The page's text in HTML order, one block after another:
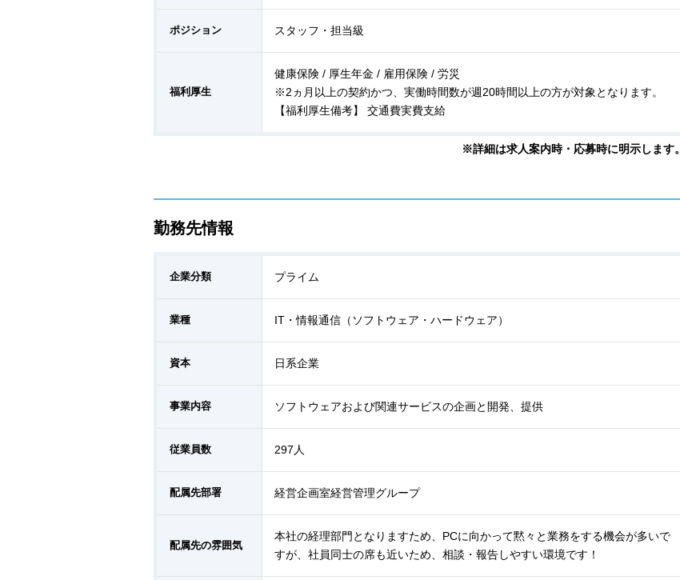
ポジション スタッフ・担当級
福利厚生
健康保険 / 厚生年金 / 雇用保険 / 労災
※2ヵ月以上の契約かつ、実働時間数が週20時間以上の方が対象となります。
【福利厚生備考】 交通費実費支給
※詳細は求人案内時・応募時に明示します。
勤務先情報
企業分類 プライム
業種 IT・情報通信（ソフトウェア・ハードウェア）
資本 日系企業
事業内容 ソフトウェアおよび関連サービスの企画と開発、提供
従業員数 297人
配属先部署 経営企画室経営管理グループ
配属先の雰囲気
本社の経理部門となりますため、PCに向かって黙々と業務をする機会が多いで
すが、社員同士の席も近いため、相談・報告しやすい環境です！